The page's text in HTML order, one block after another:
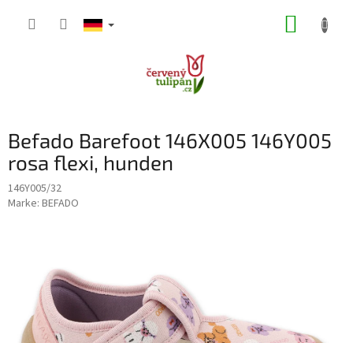
Befado Barefoot 146X005 146Y005
rosa flexi, hunden
146Y005/32
Marke: BEFADO